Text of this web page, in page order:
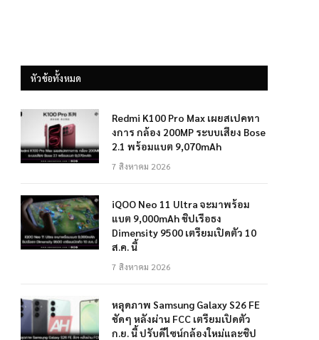
หัวข้อทั้งหมด
Redmi K100 Pro Max เผยสเปคทา
งการ กล้อง 200MP ระบบเสียง Bose
2.1 พร้อมแบต 9,070mAh
7 สิงหาคม 2026
iQOO Neo 11 Ultra จะมาพร้อม
แบต 9,000mAh ชิปเรือธง
Dimensity 9500 เตรียมเปิดตัว 10
ส.ค. นี้
7 สิงหาคม 2026
หลุดภาพ Samsung Galaxy S26 FE
ชัดๆ หลังผ่าน FCC เตรียมเปิดตัว
ก.ย. นี้ ปรับดีไซน์กล้องใหม่และชิป